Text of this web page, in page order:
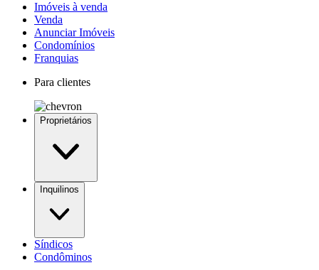
Imóveis à venda
Venda
Anunciar Imóveis
Condomínios
Franquias
Para clientes
Proprietários
Inquilinos
Síndicos
Condôminos